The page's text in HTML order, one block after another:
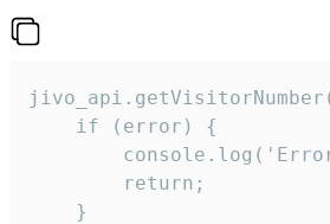
    if (error) {
        return;
    }